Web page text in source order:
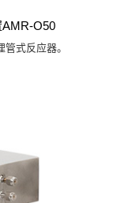
O50
式反应器。